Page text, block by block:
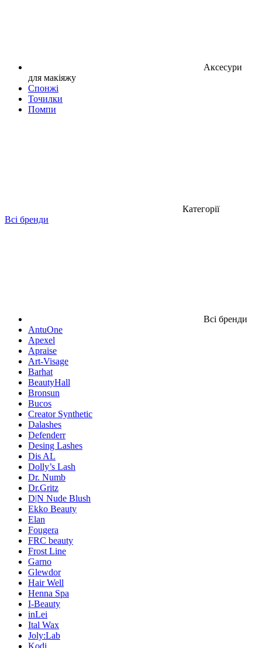
Аксесури
для макіяжу
Спонжі
Точилки
Помпи
Категорії
Всі бренди
Всі бренди
AntuOne
Apexel
Apraise
Art-Visage
Barhat
BeautyHall
Bronsun
Bucos
Creator Synthetic
Dalashes
Defenderr
Desing Lashes
Dis AL
Dolly’s Lash
Dr. Numb
Dr.Gritz
D|N Nude Blush
Ekko Beauty
Elan
Fougera
FRC beauty
Frost Line
Garno
Glewdor
Hair Well
Henna Spa
I-Beauty
inLei
Ital Wax
Joly:Lab
Kodi